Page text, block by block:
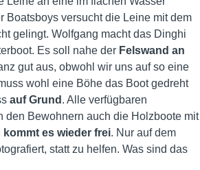
Boatsboys versucht die Leine mit dem
gelingt. Wolfgang macht das Dinghi
Es soll nahe der Felswand an
gut aus, obwohl wir uns auf so eine
wohl eine Böhe das Boot gedreht
auf Grund . Alle verfügbaren
den Bewohnern auch die Holzboote mit
es wieder frei. Nur auf dem
statt zu helfen. Was sind das